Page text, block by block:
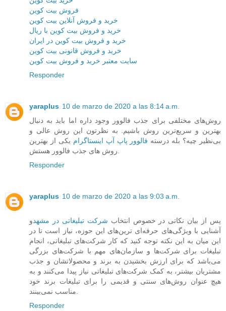
فروش بیت کوین
خرید و فروش آنلاین بیت کوین
خرید و فروش بیت کوین با ریال
خرید و فروش بیت کوین در ایران
خرید و فروش قانونی بیت کوین
سایت معتبر خرید و فروش بیت کوین
Responder
yaraplus 10 de marzo de 2020 a las 8:14 a.m.
روش‌های مختلفی برای جذب فالوور وجود داره اما باید به دنبال
بهترین و سریع‌ترین روش باشیم. به نظرتون این روش عالی و
بی‌نظیر چیه؟ بله درسته فالوور پاپ آپ اینستاگرام یکی از بهترین
روش های جذب فالوور هستش.
Responder
yaraplus 10 de marzo de 2020 a las 9:03 a.m.
پس از بیان نکاتی در خصوص انتخاب شرکت تبلیغاتی در مشهدو
آشنایی با ویژگی‌های حرفه‌ای ترین‌های این حوزه، نیاز است تا در
این میان به این نکته توجه کنید که کار شرکت‌های تبلیغاتی، انجام
تبلیغات برای شرکت‌ها و سازمان‌های مهم با شرکت‌های بزرگی
می‌باشد که برای ارزش بخشیدن به برند و محصولاتشان و جذب
مشتریان بیشتر، به کمک شرکت‌های تبلیغاتی نیاز پیدا می‌کنند و به
هیچ عنوان روش‌های سنتی و قدیمی را برای تبلیغات برند خود
مناسب نمی‌بینند.
Responder